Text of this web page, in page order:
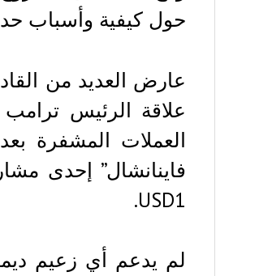
حول كيفية وأسباب
عارض العديد من
علاقة الرئيس
فاينانشال” إحدى
USD1.
لم يدعم أي زعيم